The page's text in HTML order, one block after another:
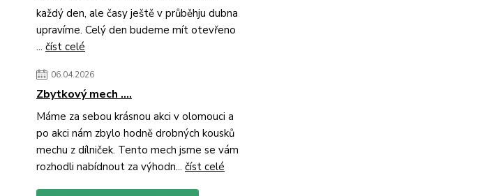
každý den, ale časy ještě v průběhju dubna
upravíme. Celý den budeme mít otevřeno
... číst celé
06.04.2026
Zbytkový mech ....
Máme za sebou krásnou akci v olomouci a
po akci nám zbylo hodně drobných kousků
mechu z dílniček. Tento mech jsme se vám
rozhodli nabídnout za výhodn... číst celé